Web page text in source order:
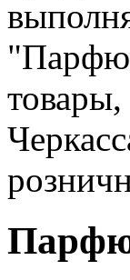
товары,